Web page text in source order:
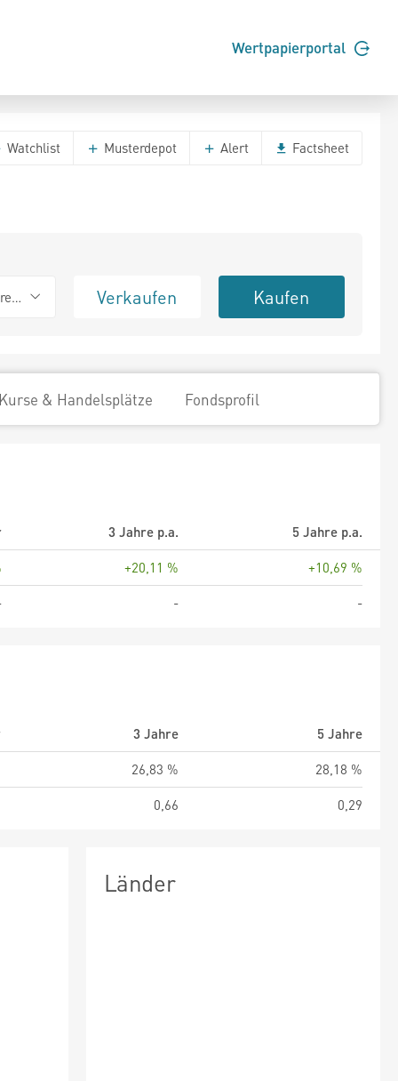
Wertpapierportal
Watchlist Musterdepot Alert Factsheet
Verkaufen Kaufen
& Handelsplätze Fondsprofil
3 Jahre p.a.
5 Jahre p.a.
+20,11 %
+10,69 %
- -
3 Jahre
5 Jahre
26,83 %
28,18 %
0,66 0,29
Länder